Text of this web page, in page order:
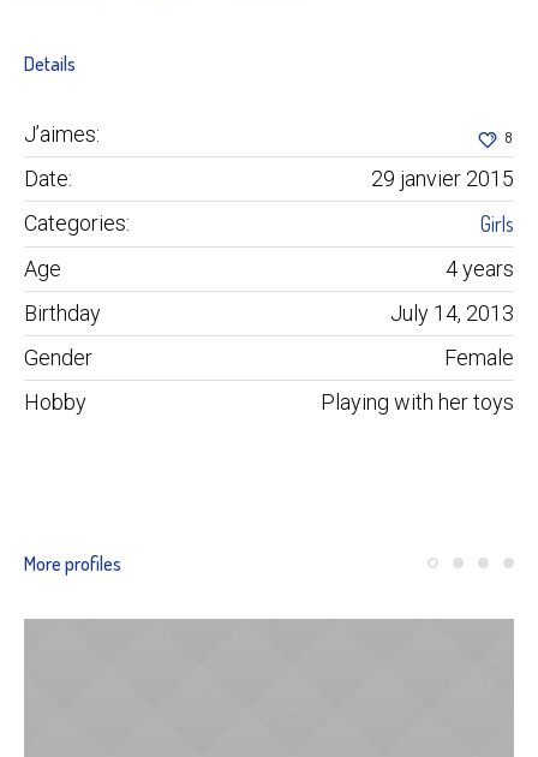
Details
J’aimes: 8
Date:
29 janvier 2015
Categories:
Girls
Age
4 years
Birthday
July 14, 2013
Gender
Female
Hobby
Playing with her toys
More profiles